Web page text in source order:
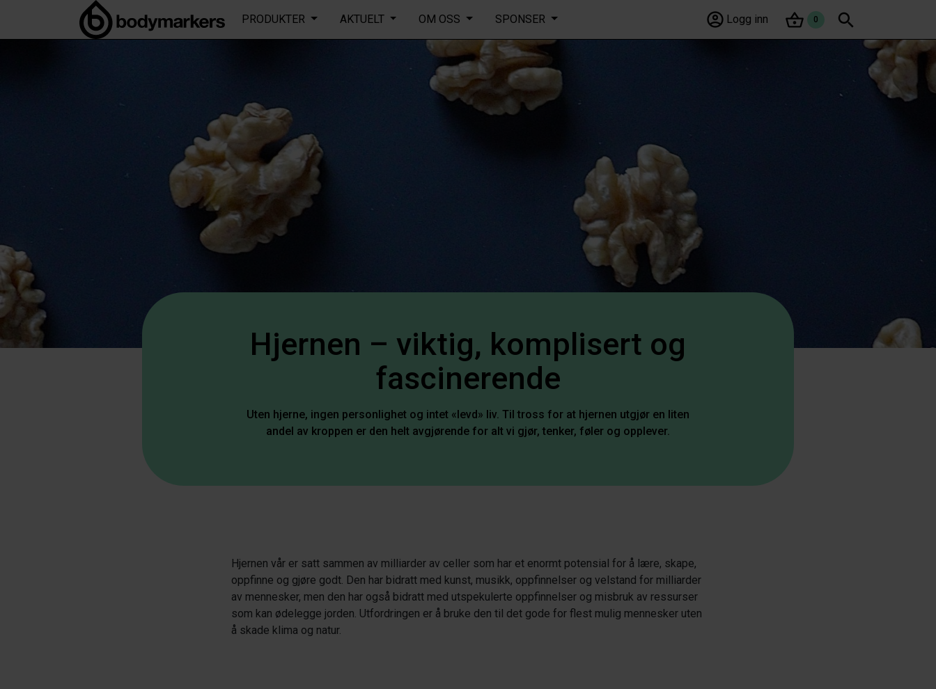
PRODUKTER AKTUELT OM OSS SPONSER Logg inn 0 Søk
Hjernen – viktig, komplisert og
fascinerende
Uten hjerne, ingen personlighet og intet «levd» liv. Til tross for at hjernen utgjør en liten
andel av kroppen er den helt avgjørende for alt vi gjør, tenker, føler og opplever.
Hjernen vår er satt sammen av milliarder av celler som har et enormt potensial for å lære, skape,
oppfinne og gjøre godt. Den har bidratt med kunst, musikk, oppfinnelser og velstand for milliarder
av mennesker, men den har også bidratt med utspekulerte oppfinnelser og misbruk av ressurser
som kan ødelegge jorden. Utfordringen er å bruke den til det gode for flest mulig mennesker uten
å skade klima og natur.